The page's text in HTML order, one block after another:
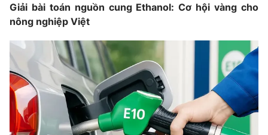
Giải bài toán nguồn cung Ethanol: Cơ hội vàng cho
nông nghiệp Việt